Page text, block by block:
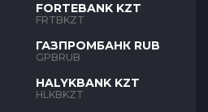
FORTEBANK KZT
FRTBKZT
ГАЗПРОМБАНК RUB
GPBRUB
HALYKBANK KZT
HLKBKZT